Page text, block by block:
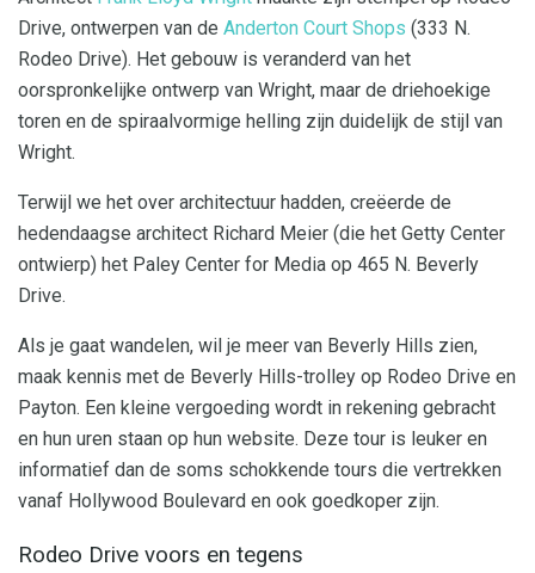
Drive, ontwerpen van de Anderton Court Shops (333 N.
Rodeo Drive). Het gebouw is veranderd van het
oorspronkelijke ontwerp van Wright, maar de driehoekige
toren en de spiraalvormige helling zijn duidelijk de stijl van
Wright.
Terwijl we het over architectuur hadden, creëerde de
hedendaagse architect Richard Meier (die het Getty Center
ontwierp) het Paley Center for Media op 465 N. Beverly
Drive.
Als je gaat wandelen, wil je meer van Beverly Hills zien,
maak kennis met de Beverly Hills-trolley op Rodeo Drive en
Payton. Een kleine vergoeding wordt in rekening gebracht
en hun uren staan ​​op hun website. Deze tour is leuker en
informatief dan de soms schokkende tours die vertrekken
vanaf Hollywood Boulevard en ook goedkoper zijn.
Rodeo Drive voors en tegens